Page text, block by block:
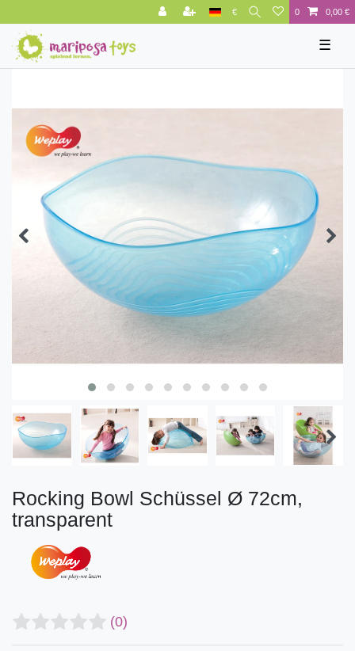
€ 0 0,00 €
☰
Rocking Bowl Schüssel Ø 72cm,
transparent
(0)